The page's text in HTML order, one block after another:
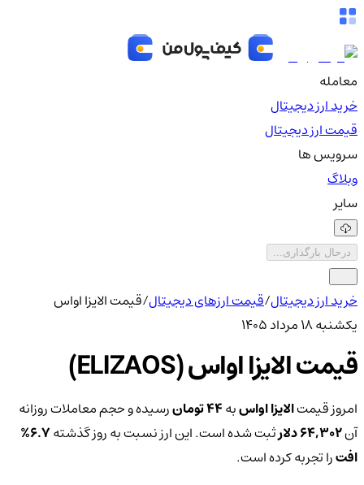
معامله
خرید ارز دیجیتال
قیمت ارز دیجیتال
سرویس ها
وبلاگ
سایر
درحال بارگذاری...
خرید ارز دیجیتال/قیمت ارزهای دیجیتال/قیمت الایزا او‌اس
یکشنبه ۱۸ مرداد ۱۴۰۵
قیمت الایزا او‌اس (ELIZAOS)
امروز قیمتالایزا او‌اسبه44 تومان
رسیده و حجم معاملات روزانه
آن64,302 دلار ثبت شده است. این ارز نسبت به روز گذشته6.7%
افترا تجربه کرده است.